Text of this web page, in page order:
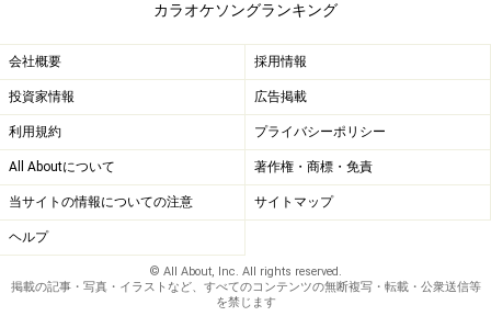
カラオケソングランキング
会社概要 採用情報
投資家情報 広告掲載
利用規約 プライバシーポリシー
All Aboutについて 著作権・商標・免責
当サイトの情報についての注意 サイトマップ
ヘルプ
© All About, Inc. All rights reserved.
掲載の記事・写真・イラストなど、すべてのコンテンツの無断複写・転載・公衆送信等
を禁じます